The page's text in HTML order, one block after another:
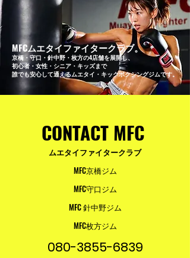
MFCムエタイファイタークラブ。
京橋・守口・針中野・枚方の4店舗を展開し、
初心者・女性・シニア・キッズまで
CONTACT MFC
ムエタイファイタークラブ
MFC京橋ジム
MFC守口ジム
MFC 針中野ジム
MFC枚方ジム